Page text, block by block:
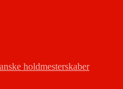
holdmesterskaber